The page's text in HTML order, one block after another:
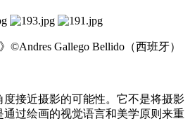
Gallego Bellido（西班牙）
接近摄影的可能性。它不是将摄影
过绘画的视觉语言和美学原则来重